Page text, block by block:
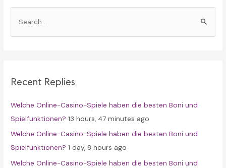
h
o
r
:
Recent Replies
Welche Online-Casino-Spiele haben die besten Boni und
Spielfunktionen? 13 hours, 47 minutes ago
Welche Online-Casino-Spiele haben die besten Boni und
Spielfunktionen? 1 day, 8 hours ago
Welche Online-Casino-Spiele haben die besten Boni und